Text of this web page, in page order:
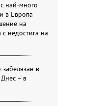
най-много
в Европа
на
недостига на
в
– в